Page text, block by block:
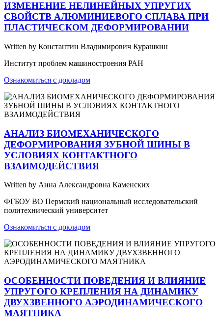
ИЗМЕНЕНИЕ НЕЛИНЕЙНЫХ УПРУГИХ
СВОЙСТВ АЛЮМИНИЕВОГО СПЛАВА ПРИ
ПЛАСТИЧЕСКОМ ДЕФОРМИРОВАНИИ
Written by Константин Владимирович Курашкин
Институт проблем машиностроения РАН
Ознакомиться с докладом
АНАЛИЗ БИОМЕХАНИЧЕСКОГО
ДЕФОРМИРОВАНИЯ ЗУБНОЙ ШИНЫ В
УСЛОВИЯХ КОНТАКТНОГО
ВЗАИМОДЕЙСТВИЯ
Written by Анна Александровна Каменских
ФГБОУ ВО Пермский национальный исследовательский
политехнический университет
Ознакомиться с докладом
ОСОБЕННОСТИ ПОВЕДЕНИЯ И ВЛИЯНИЕ
УПРУГОГО КРЕПЛЕНИЯ НА ДИНАМИКУ
ДВУХЗВЕННОГО АЭРОДИНАМИЧЕСКОГО
МАЯТНИКА